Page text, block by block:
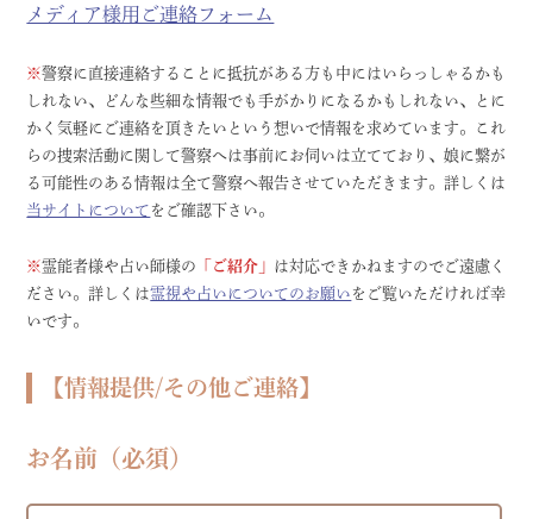
メディア様用ご連絡フォーム
※警察に直接連絡することに抵抗がある方も中にはいらっしゃるかも
しれない、どんな些細な情報でも手がかりになるかもしれない、とに
かく気軽にご連絡を頂きたいという想いで情報を求めています。これ
らの捜索活動に関して警察へは事前にお伺いは立てており、娘に繋が
る可能性のある情報は全て警察へ報告させていただきます。詳しくは
当サイトについて をご確認下さい。
※霊能者様や占い師様の 「ご紹介」 は対応できかねますのでご遠慮く
ださい。詳しくは霊視や占いについてのお願い をご覧いただければ幸
いです。
【情報提供/その他ご連絡】
お名前（必須）